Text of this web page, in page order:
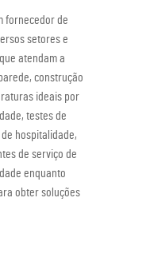
fornecedor de
setores e
atendam a
construção
ideais por
testes de
hospitalidade,
de serviço de
enquanto
obter soluções